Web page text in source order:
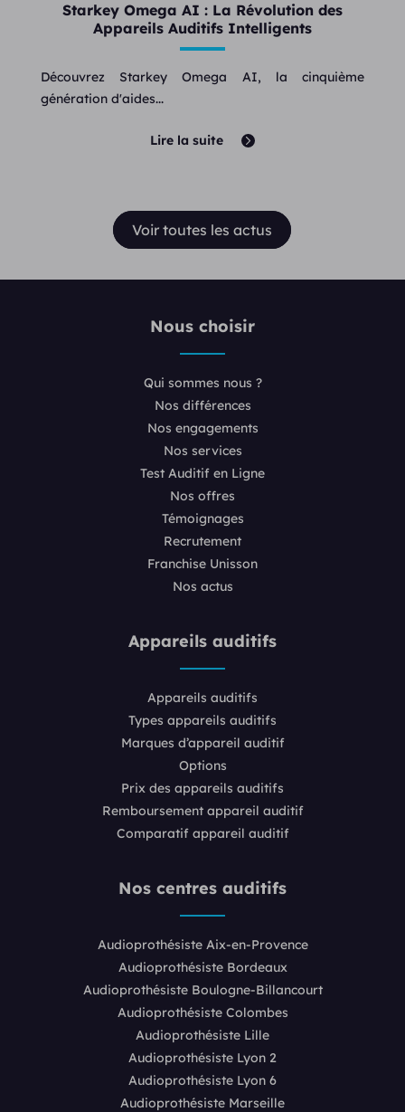
Starkey Omega AI : La Révolution des
Appareils Auditifs Intelligents
Découvrez Starkey Omega AI, la cinquième
génération d'aides...
Lire la suite
Voir toutes les actus
Nous choisir
Qui sommes nous ?
Nos différences
Nos engagements
Nos services
Test Auditif en Ligne
Nos offres
Témoignages
Recrutement
Franchise Unisson
Nos actus
Appareils auditifs
Appareils auditifs
Types appareils auditifs
Marques d’appareil auditif
Options
Prix des appareils auditifs
Remboursement appareil auditif
Comparatif appareil auditif
Nos centres auditifs
Audioprothésiste Aix-en-Provence
Audioprothésiste Bordeaux
Audioprothésiste Boulogne-Billancourt
Audioprothésiste Colombes
Audioprothésiste Lille
Audioprothésiste Lyon 2
Audioprothésiste Lyon 6
Audioprothésiste Marseille